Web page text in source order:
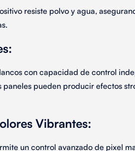
resiste polvo y agua,
:
con capacidad de control
pueden producir efectos
Vibrantes:
un control avanzado de pixel